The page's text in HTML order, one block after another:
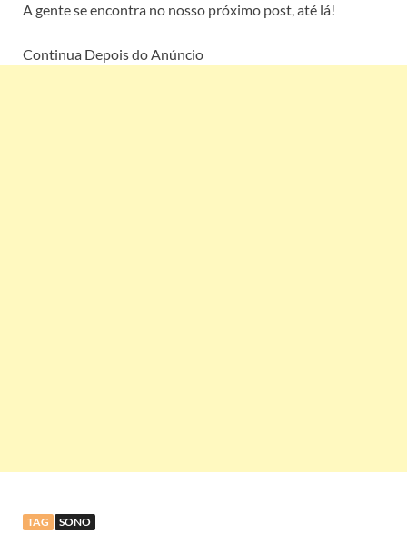
A gente se encontra no nosso próximo post, até lá!
Continua Depois do Anúncio
TAG SONO